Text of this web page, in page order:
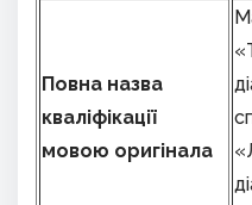
Повна назва
кваліфікації
мовою оригінала